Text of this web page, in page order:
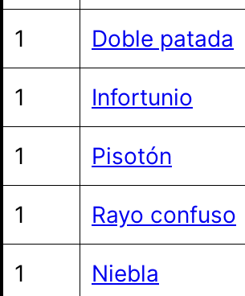
1 Doble patada
1 Infortunio
1 Pisotón
1 Rayo confuso
1 Niebla